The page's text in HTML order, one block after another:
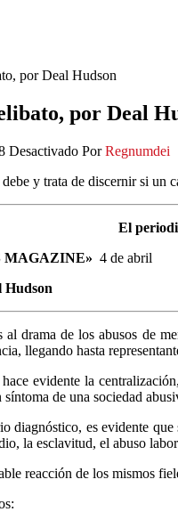
por Deal
Desactivado Por Regnumdei
y trata de discernir si un
El
MAGAZINE» 4 de abril
Hudson
al drama de los abusos de
llegando hasta
evidente la
de una sociedad
diagnóstico, es evidente
la esclavitud, el abuso
reacción de los mismos